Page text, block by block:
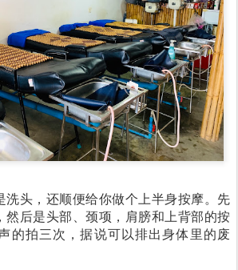
洗头，还顺便给你做个上半身按摩。先
然后是头部、颈项，肩膀和上背部的按
的拍三次，据说可以排出身体里的废